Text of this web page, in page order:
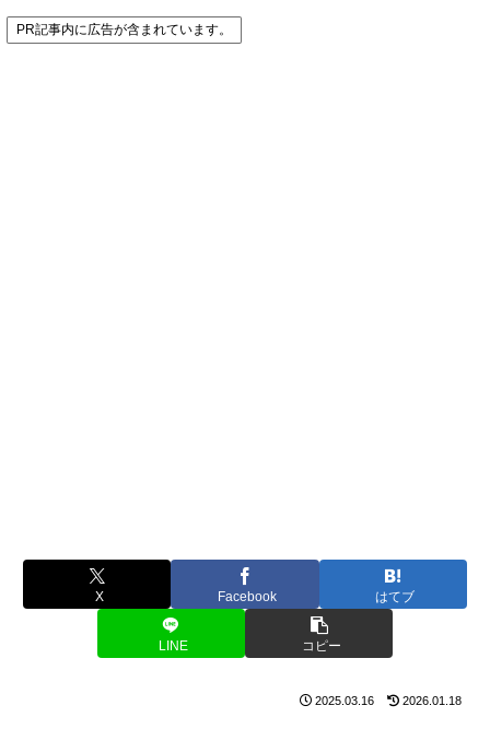
PR記事内に広告が含まれています。
X Facebook はてブ
LINE コピー
2025.03.16 2026.01.18